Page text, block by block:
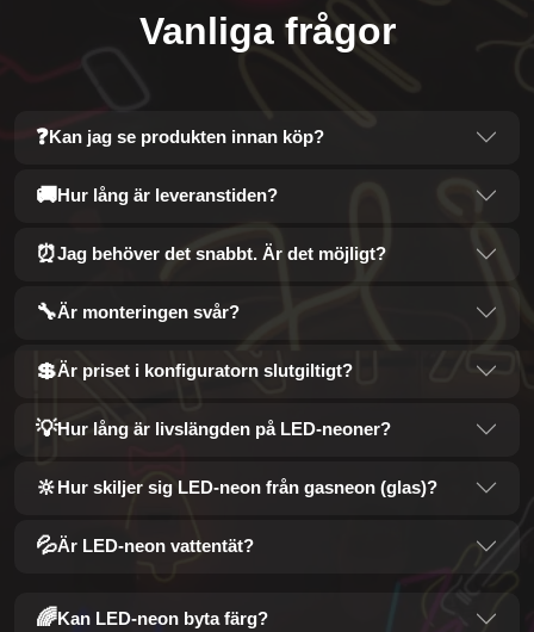
Vanliga frågor
❓Kan jag se produkten innan köp?
🚚Hur lång är leveranstiden?
⏰Jag behöver det snabbt. Är det möjligt?
🔧Är monteringen svår?
💲Är priset i konfiguratorn slutgiltigt?
💡Hur lång är livslängden på LED-neoner?
🔆Hur skiljer sig LED-neon från gasneon (glas)?
💦Är LED-neon vattentät?
🌈Kan LED-neon byta färg?